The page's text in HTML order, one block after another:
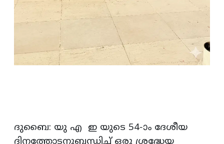
ദുബൈ: യു എ ഇ യുടെ 54-ാം ദേശീയ